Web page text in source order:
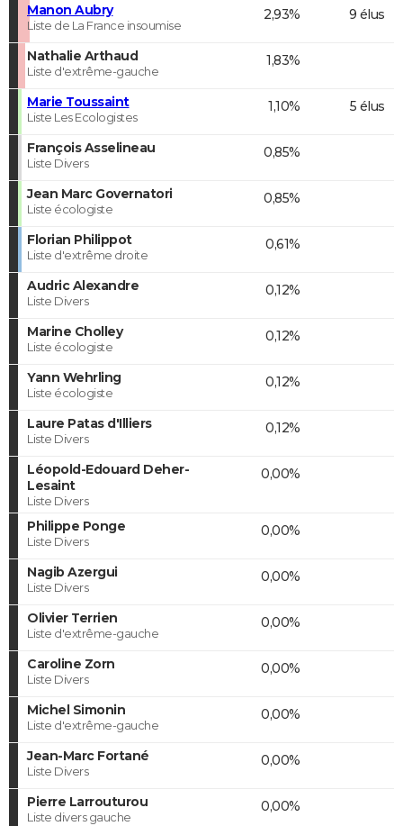
Manon Aubry
Liste de La France insoumise
2,93% 9 élus
Nathalie Arthaud
Liste d'extrême-gauche
1,83%
Marie Toussaint
Liste Les Ecologistes
1,10% 5 élus
François Asselineau
Liste Divers
0,85%
Jean Marc Governatori
Liste écologiste
0,85%
Florian Philippot
Liste d'extrême droite
0,61%
Audric Alexandre
Liste Divers
0,12%
Marine Cholley
Liste écologiste
0,12%
Yann Wehrling
Liste écologiste
0,12%
Laure Patas d'Illiers
Liste Divers
0,12%
Léopold-Edouard Deher-
Lesaint
Liste Divers
0,00%
Philippe Ponge
Liste Divers
0,00%
Nagib Azergui
Liste Divers
0,00%
Olivier Terrien
Liste d'extrême-gauche
0,00%
Caroline Zorn
Liste Divers
0,00%
Michel Simonin
Liste d'extrême-gauche
0,00%
Jean-Marc Fortané
Liste Divers
0,00%
Pierre Larrouturou
Liste divers gauche
0,00%